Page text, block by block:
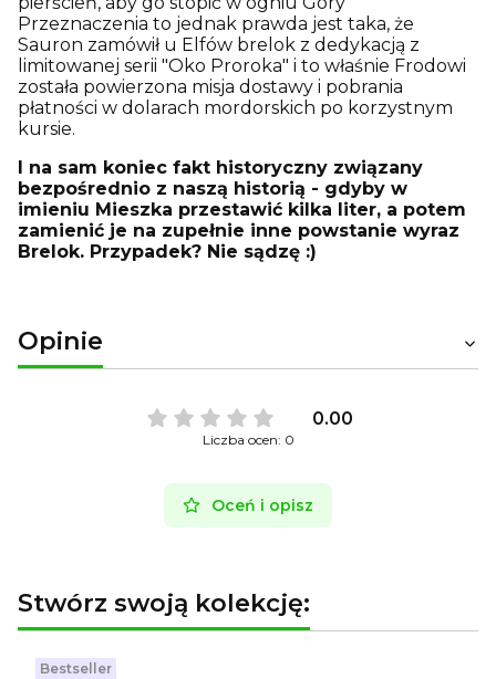
Przeznaczenia to jednak prawda jest taka, że
Sauron zamówił u Elfów brelok z dedykacją z
limitowanej serii "Oko Proroka" i to właśnie Frodowi
została powierzona misja dostawy i pobrania
płatności w dolarach mordorskich po korzystnym
kursie.
I na sam koniec fakt historyczny związany
bezpośrednio z naszą historią - gdyby w
imieniu Mieszka przestawić kilka liter, a potem
zamienić je na zupełnie inne powstanie wyraz
Brelok. Przypadek? Nie sądzę :)
Opinie
0.00
Liczba ocen: 0
Oceń i opisz
Stwórz swoją kolekcję:
Bestseller